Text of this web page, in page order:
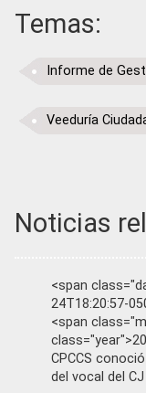
Temas:
Informe de
Veeduría
Noticias
<span
24T18:20:57-
<span
CPCCS
del vocal del CJ